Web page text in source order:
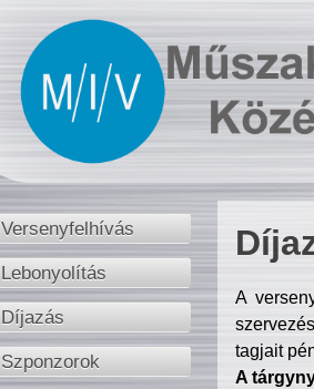
Versenyfelhívás
Lebonyolítás
Díjazás
Szponzorok
A
tagjait
A